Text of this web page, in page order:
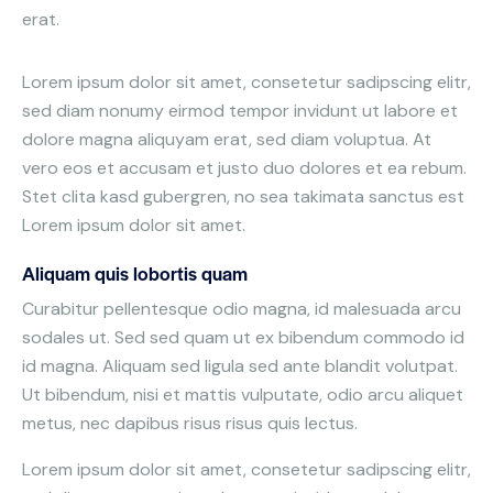
erat.
Lorem ipsum dolor sit amet, consetetur sadipscing elitr,
sed diam nonumy eirmod tempor invidunt ut labore et
dolore magna aliquyam erat, sed diam voluptua. At
vero eos et accusam et justo duo dolores et ea rebum.
Stet clita kasd gubergren, no sea takimata sanctus est
Lorem ipsum dolor sit amet.
Aliquam quis lobortis quam
Curabitur pellentesque odio magna, id malesuada arcu
sodales ut. Sed sed quam ut ex bibendum commodo id
id magna. Aliquam sed ligula sed ante blandit volutpat.
Ut bibendum, nisi et mattis vulputate, odio arcu aliquet
metus, nec dapibus risus risus quis lectus.
Lorem ipsum dolor sit amet, consetetur sadipscing elitr,